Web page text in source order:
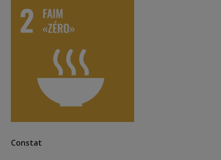
Constat